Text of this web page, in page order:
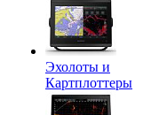
Эхолоты и
Картплоттеры